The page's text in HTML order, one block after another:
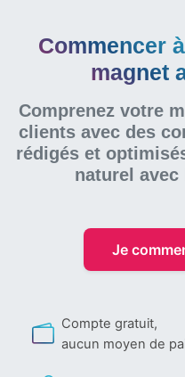
Commencer
magnet
Comprenez votre
clients avec des
rédigés et
naturel avec
Je
Compte gratuit,
aucun moyen de